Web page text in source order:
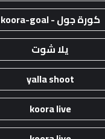
كورة جول - koora-goal
يلا شوت
yalla shoot
koora live